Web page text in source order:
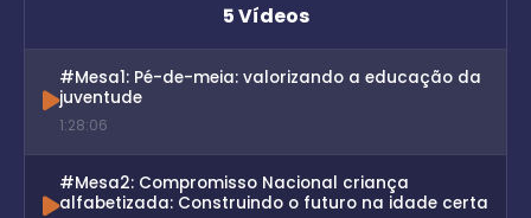
5 Vídeos
#Mesa1: Pé-de-meia: valorizando a educação da
juventude
1:28:06
#Mesa2: Compromisso Nacional criança
alfabetizada: Construindo o futuro na idade certa